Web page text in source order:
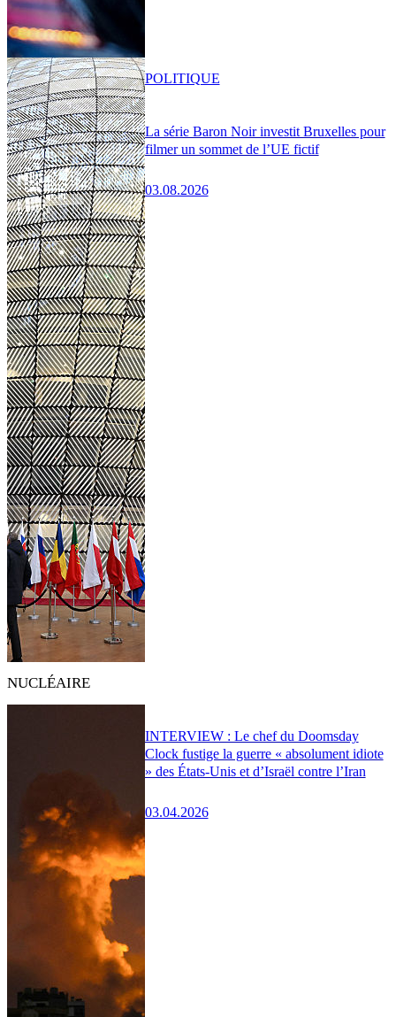
La série Baron Noir investit Bruxelles pour
filmer un sommet de l’UE fictif
03.08.2026
POLITIQUE
NUCLÉAIRE
INTERVIEW : Le chef du Doomsday
Clock fustige la guerre « absolument idiote
» des États-Unis et d’Israël contre l’Iran
03.04.2026